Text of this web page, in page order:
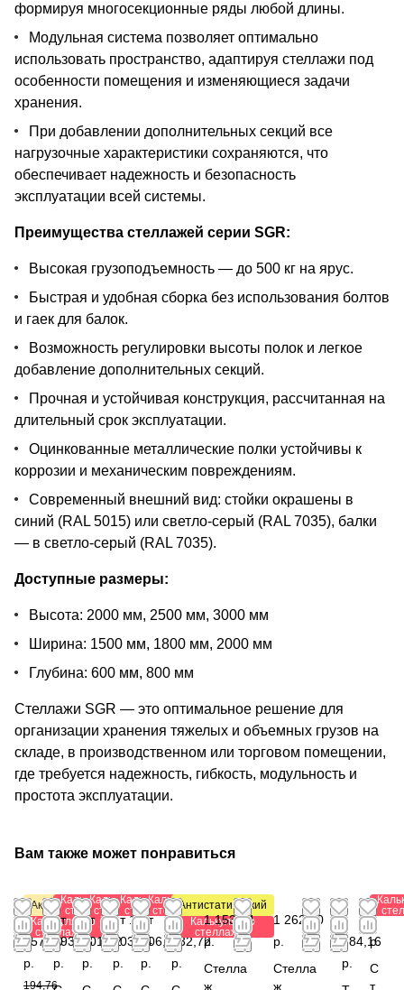
формируя многосекционные ряды любой длины.
Модульная система позволяет оптимально
использовать пространство, адаптируя стеллажи под
особенности помещения и изменяющиеся задачи
хранения.
При добавлении дополнительных секций все
нагрузочные характеристики сохраняются, что
обеспечивает надежность и безопасность
эксплуатации всей системы.
Преимущества стеллажей серии SGR:
Высокая грузоподъемность — до 500 кг на ярус.
Быстрая и удобная сборка без использования болтов
и гаек для балок.
Возможность регулировки высоты полок и легкое
добавление дополнительных секций.
Прочная и устойчивая конструкция, рассчитанная на
длительный срок эксплуатации.
Оцинкованные металлические полки устойчивы к
коррозии и механическим повреждениям.
Современный внешний вид: стойки окрашены в
синий (RAL 5015) или светло-серый (RAL 7035), балки
— в светло-серый (RAL 7035).
Доступные размеры:
Высота: 2000 мм, 2500 мм, 3000 мм
Ширина: 1500 мм, 1800 мм, 2000 мм
Глубина: 600 мм, 800 мм
Стеллажи SGR — это оптимальное решение для
организации хранения тяжелых и объемных грузов на
складе, в производственном или торговом помещении,
где требуется надежность, гибкость, модульность и
простота эксплуатации.
Вам также может понравиться
Акция
Калькулятор
стеллажей
от
157,80
р.
194,76
Калькулятор
стеллажей
от
293,28
р.
Калькулятор
стеллажей
от
501,12
р.
Калькулятор
стеллажей
от 1
203,84
р.
Калькулятор
стеллажей
от
206,88
р.
Антистатический
Калькулятор
стеллажей
от 1
032,72
р.
1 153,44
р.
Стелла
ж
1 262,40
р.
Стелла
ж
1
784,16
р.
0
р.
С
т